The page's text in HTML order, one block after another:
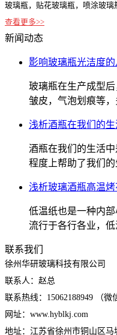
玻璃瓶，贴花玻璃瓶，喷涂玻璃
查看更多>>
新闻动态
影响玻璃瓶光洁度的
玻璃瓶在生产成型
皱皮，气泡划痕等
浅析酒瓶在我们的
酒瓶在我们的生活
程度上帮助了我们的
浅析玻璃酒瓶高温
低温纸也是一种内
流行于各行各业，
联系我们
徐州华研玻璃科技有限公司
联系人：赵总
联系热线：15062188949 （微
网址：www.hyblkj.com
地址：江苏省徐州市铜山区马